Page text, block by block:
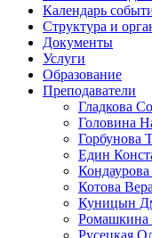
Календарь
Структура и
Документы
Услуги
Образование
Преподаватели
Гладкова
Головина
Горбунова
Един
Котова
Куницын
Ромашкина